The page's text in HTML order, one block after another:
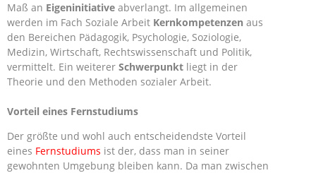
Maß an Eigeninitiative abverlangt. Im allgemeinen
werden im Fach Soziale Arbeit Kernkompetenzen aus
den Bereichen Pädagogik, Psychologie, Soziologie,
Medizin, Wirtschaft, Rechtswissenschaft und Politik,
vermittelt. Ein weiterer Schwerpunkt liegt in der
Theorie und den Methoden sozialer Arbeit.
Vorteil eines Fernstudiums
Der größte und wohl auch entscheidendste Vorteil
eines Fernstudiums ist der, dass man in seiner
gewohnten Umgebung bleiben kann. Da man zwischen